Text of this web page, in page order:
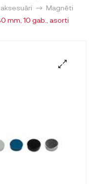
Magnēti
mm, 10 gab., asorti